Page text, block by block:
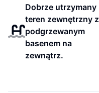
Dobrze utrzymany
teren zewnętrzny z
podgrzewanym
basenem na
zewnątrz.